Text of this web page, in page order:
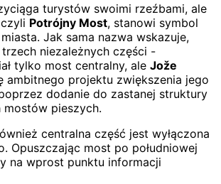
turystów swoimi rzeźbami, ale
Potrójny Most, stanowi symbol
Jak sama nazwa wskazuje,
trzech niezależnych części -
tylko most centralny, ale Jože
ambitnego projektu zwiększenia jego
dodanie do zastanej struktury
pieszych.
centralna część jest wyłączona
Opuszczając most po południowej
na wprost punktu informacji